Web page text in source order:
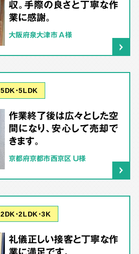
収。手際の良さと丁寧な作
業に感謝。
大阪府泉大津市 A様
5DK･5LDK
作業終了後は広々とした空
間になり、安心して売却で
きます。
京都府京都市西京区 U様
2DK･2LDK･3K
礼儀正しい接客と丁寧な作